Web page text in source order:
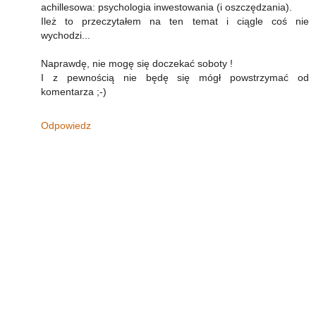
achillesowa: psychologia inwestowania (i oszczędzania).
Ileż to przeczytałem na ten temat i ciągle coś nie
wychodzi...
Naprawdę, nie mogę się doczekać soboty !
I z pewnością nie będę się mógł powstrzymać od
komentarza ;-)
Odpowiedz